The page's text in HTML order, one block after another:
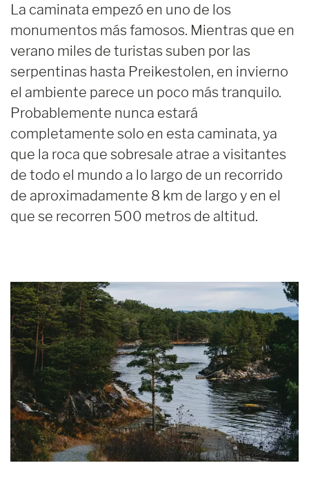
La caminata empezó en uno de los
monumentos más famosos. Mientras que en
verano miles de turistas suben por las
serpentinas hasta Preikestolen, en invierno
el ambiente parece un poco más tranquilo.
Probablemente nunca estará
completamente solo en esta caminata, ya
que la roca que sobresale atrae a visitantes
de todo el mundo a lo largo de un recorrido
de aproximadamente 8 km de largo y en el
que se recorren 500 metros de altitud.